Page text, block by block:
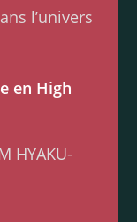
l’univers
en High
HYAKU-